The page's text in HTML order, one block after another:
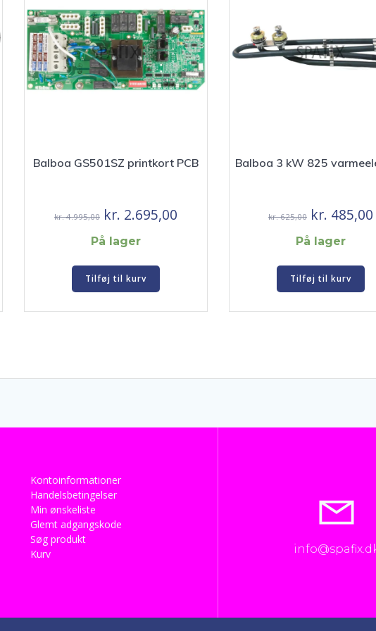
Balboa GS501SZ printkort PCB
kr.4.995,00 Den
oprindelige
pris
var:
kr. 4.995,00.
kr. 2.695,00
På lager
Tilføj til kurv
Balboa 3 kW 825
kr.625,00 Den
oprindelige
pris
var:
kr. 625,00.
kr. 485,00
På lager
Tilføj til kurv
Kontoinformationer
Handelsbetingelser
Min ønskeliste
Glemt adgangskode
Søg produkt
Kurv